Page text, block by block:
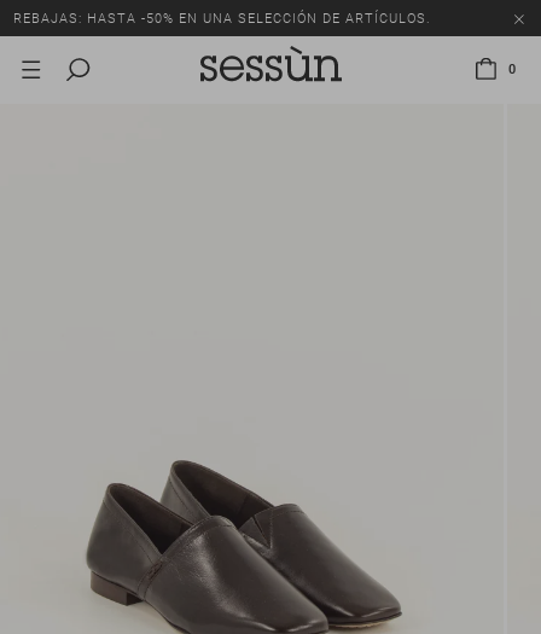
REBAJAS: HASTA -50% EN UNA SELECCIÓN DE ARTÍCULOS.
0